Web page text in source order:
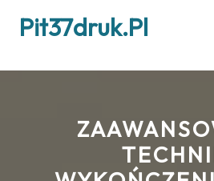
Pit37druk.pl